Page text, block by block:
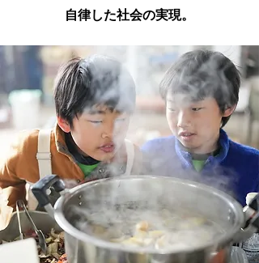
自律した社会の実現。